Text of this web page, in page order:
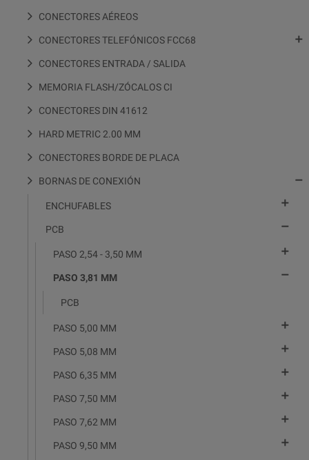
CONECTORES AÉREOS
CONECTORES TELEFÓNICOS FCC68 
CONECTORES ENTRADA / SALIDA
MEMORIA FLASH/ZÓCALOS CI
CONECTORES DIN 41612
HARD METRIC 2.00 MM
CONECTORES BORDE DE PLACA
BORNAS DE CONEXIÓN 
ENCHUFABLES 
PCB 
PASO 2,54 - 3,50 MM 
PASO 3,81 MM 
PCB
PASO 5,00 MM 
PASO 5,08 MM 
PASO 6,35 MM 
PASO 7,50 MM 
PASO 7,62 MM 
PASO 9,50 MM 